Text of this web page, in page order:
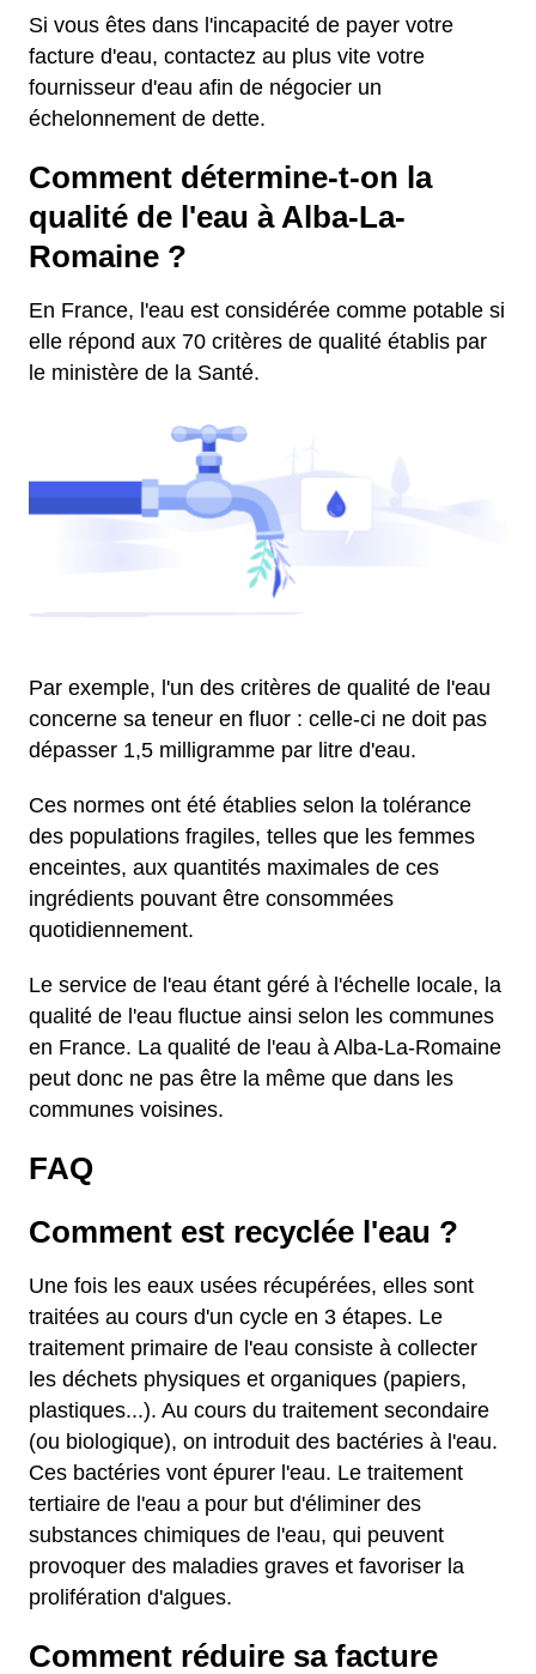
Si vous êtes dans l'incapacité de payer votre
facture d'eau, contactez au plus vite votre
fournisseur d'eau afin de négocier un
échelonnement de dette.
Comment détermine-t-on la
qualité de l'eau à Alba-La-
Romaine ?
En France, l'eau est considérée comme potable si
elle répond aux 70 critères de qualité établis par
le ministère de la Santé.
Par exemple, l'un des critères de qualité de l'eau
concerne sa teneur en fluor : celle-ci ne doit pas
dépasser 1,5 milligramme par litre d'eau.
Ces normes ont été établies selon la tolérance
des populations fragiles, telles que les femmes
enceintes, aux quantités maximales de ces
ingrédients pouvant être consommées
quotidiennement.
Le service de l'eau étant géré à l'échelle locale, la
qualité de l'eau fluctue ainsi selon les communes
en France. La qualité de l'eau à Alba-La-Romaine
peut donc ne pas être la même que dans les
communes voisines.
FAQ
Comment est recyclée l'eau ?
Une fois les eaux usées récupérées, elles sont
traitées au cours d'un cycle en 3 étapes. Le
traitement primaire de l'eau consiste à collecter
les déchets physiques et organiques (papiers,
plastiques...). Au cours du traitement secondaire
(ou biologique), on introduit des bactéries à l'eau.
Ces bactéries vont épurer l'eau. Le traitement
tertiaire de l'eau a pour but d'éliminer des
substances chimiques de l'eau, qui peuvent
provoquer des maladies graves et favoriser la
prolifération d'algues.
Comment réduire sa facture